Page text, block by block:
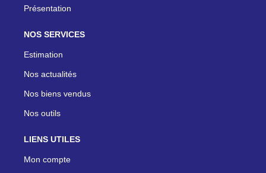
Présentation
NOS SERVICES
Estimation
Nos actualités
Nos biens vendus
Nos outils
LIENS UTILES
Mon compte